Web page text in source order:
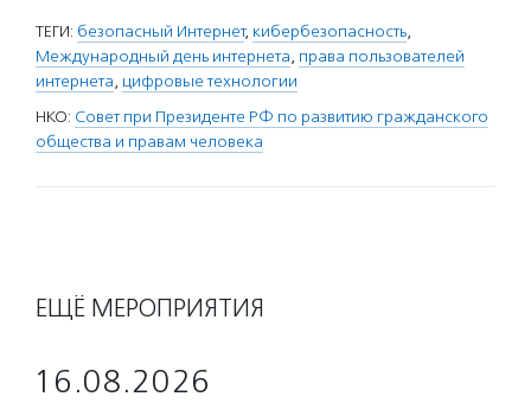
ТЕГИ: безопасный Интернет, кибербезопасность,
Международный день интернета, права пользователей
интернета, цифровые технологии
НКО: Совет при Президенте РФ по развитию гражданского
общества и правам человека
ЕЩЁ МЕРОПРИЯТИЯ
16.08.2026